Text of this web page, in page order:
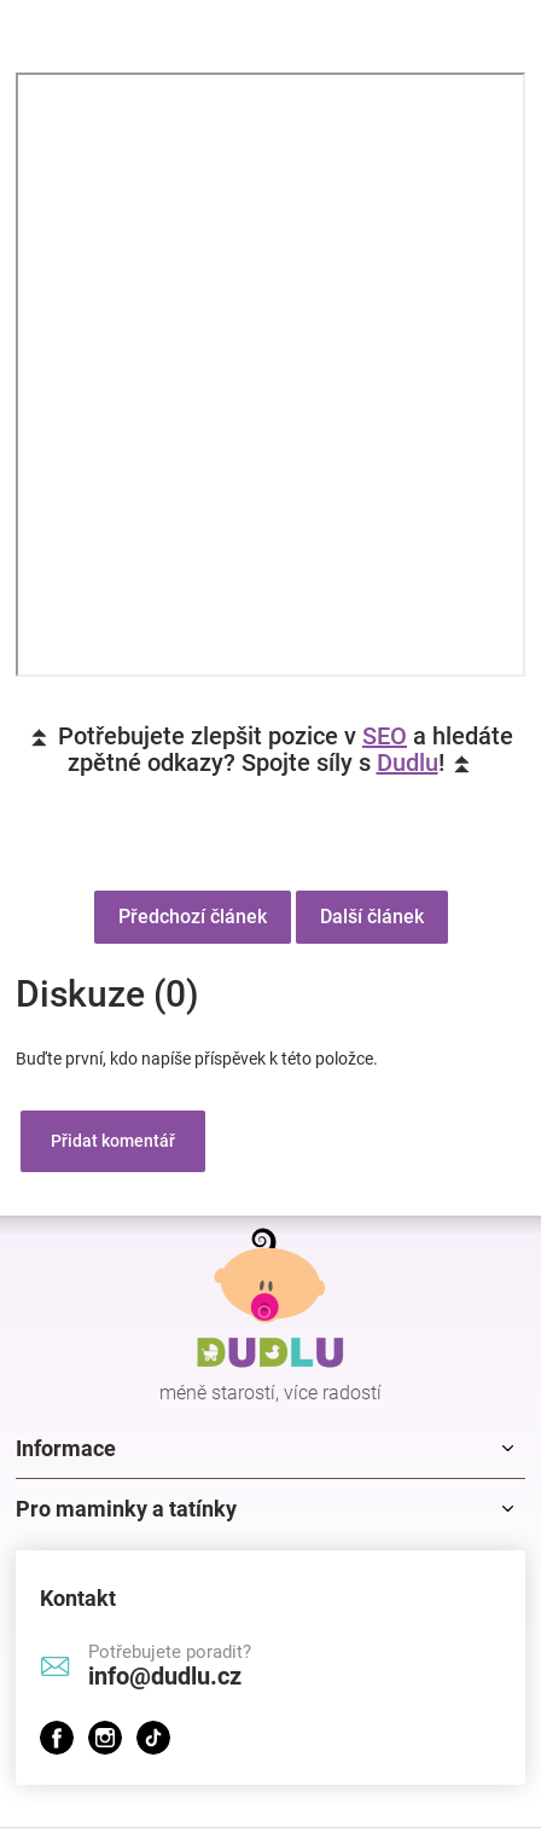
⏫ Potřebujete zlepšit pozice v SEO a hledáte
zpětné odkazy? Spojte síly s Dudlu! ⏫
Předchozí článek Další článek
Diskuze (0)
Buďte první, kdo napíše příspěvek k této položce.
Přidat komentář
Z
méně starostí, více radostí
Informace
Pro maminky a tatínky
Kontakt
Potřebujete poradit?
info@dudlu.cz